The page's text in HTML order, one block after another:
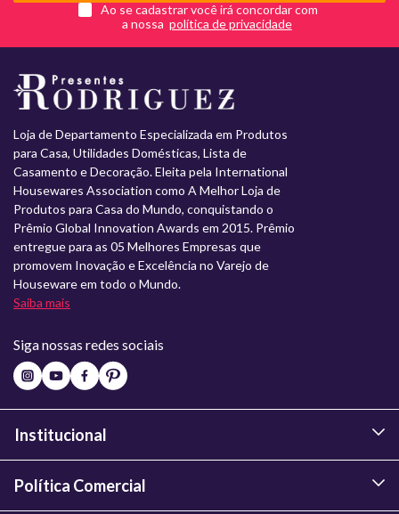
Ao se cadastrar você irá concordar com
a nossa
Loja de Departamento Especializada em Produtos
para Casa, Utilidades Domésticas, Lista de
Casamento e Decoração. Eleita pela International
Housewares Association como A Melhor Loja de
Produtos para Casa do Mundo, conquistando o
Prêmio Global Innovation Awards em 2015. Prêmio
entregue para as 05 Melhores Empresas que
promovem Inovação e Excelência no Varejo de
Houseware em todo o Mundo.
Saiba mais
Siga nossas redes sociais
Institucional
Política Comercial